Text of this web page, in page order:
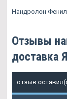
Нандролон
Отзывы
доставка
отзыв